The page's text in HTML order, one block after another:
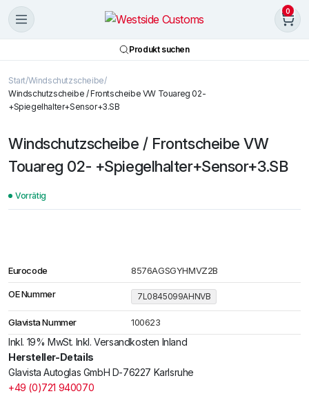
0
Produkt suchen
Start Windschutzscheibe
Windschutzscheibe / Frontscheibe VW Touareg 02-
+Spiegelhalter+Sensor+3.SB
Windschutzscheibe / Frontscheibe VW
Touareg 02- +Spiegelhalter+Sensor+3.SB
Vorrätig
Eurocode 8576AGSGYHMVZ2B
OE Nummer 7L0845099AHNVB
Glavista Nummer 100623
Inkl. 19% MwSt. Inkl. Versandkosten Inland
Hersteller-Details
Glavista Autoglas GmbH D-76227 Karlsruhe
+49 (0)721 940070